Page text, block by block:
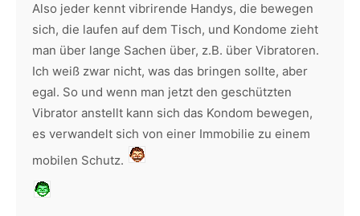
Also jeder kennt vibrirende Handys, die bewegen
sich, die laufen auf dem Tisch, und Kondome zieht
man über lange Sachen über, z.B. über Vibratoren.
Ich weiß zwar nicht, was das bringen sollte, aber
egal. So und wenn man jetzt den geschützten
Vibrator anstellt kann sich das Kondom bewegen,
es verwandelt sich von einer Immobilie zu einem
mobilen Schutz.